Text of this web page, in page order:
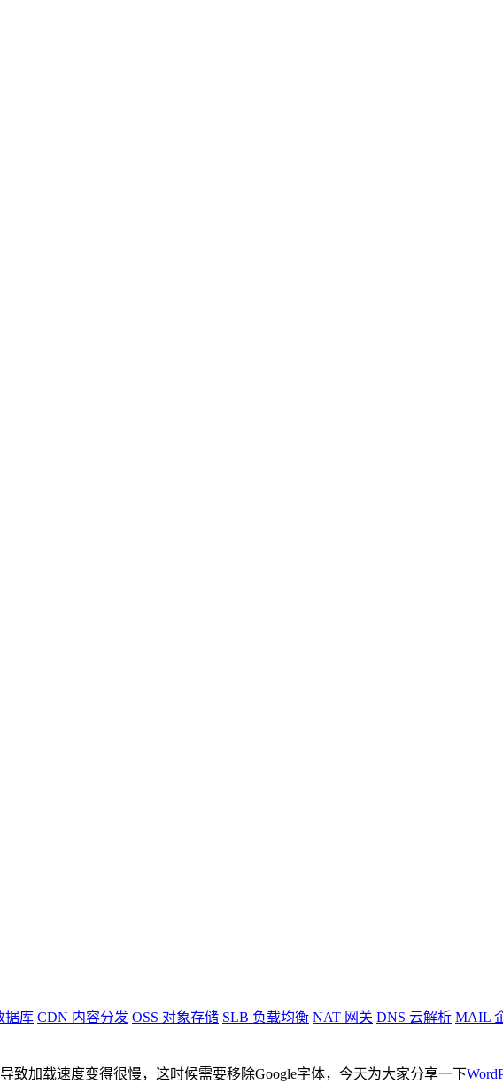
据库 CDN 内容分发 OSS 对象存储 SLB 负载均衡 NAT 网关 DNS 云解析 MAIL
致加载速度变得很慢，这时候需要移除Google字体，今天为大家分享一下